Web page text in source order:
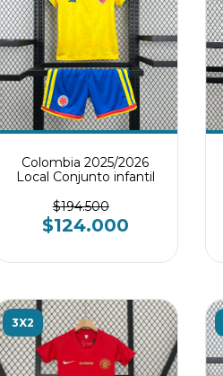
Colombia 2025/2026
Local Conjunto infantil
$194.500
$124.000
3X2